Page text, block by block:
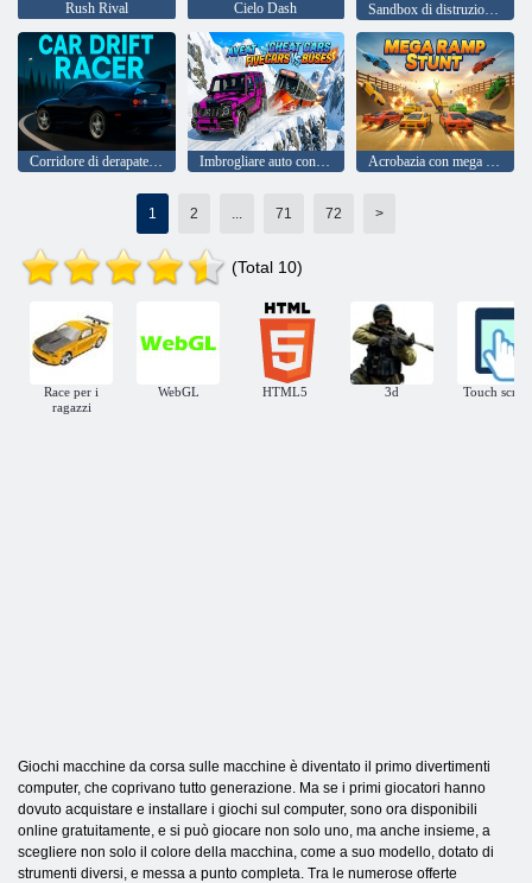
Rush Rival Cielo Dash Sandbox di distruzione di auto sovietiche
Imbrogliare auto contro autobus
1 2 71 72 >
(Total 10)
Race per i
ragazzi
WebGL HTML5 3d Touch
Giochi macchine da corsa sulle macchine è diventato il primo divertimenti
computer, che coprivano tutto generazione. Ma se i primi giocatori hanno
dovuto acquistare e installare i giochi sul computer, sono ora disponibili
online gratuitamente, e si può giocare non solo uno, ma anche insieme, a
scegliere non solo il colore della macchina, come a suo modello, dotato di
strumenti diversi, e messa a punto completa. Tra le numerose offerte